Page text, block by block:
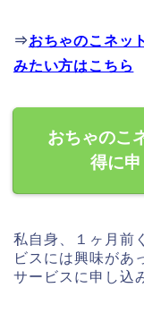
⇒おちゃのこネッ
みたい方はこちら
おちゃのこ
得に
私自身、１ヶ月前
ビスには興味があ
サービスに申し込